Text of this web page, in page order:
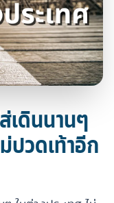
เดินนานๆ
ปวดเท้าอีก